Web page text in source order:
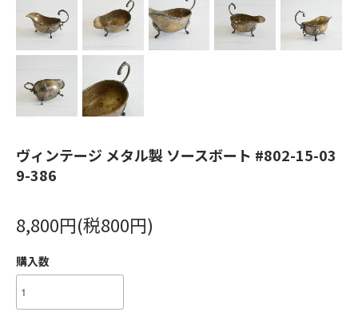
ヴィンテージ メタル製 ソースボート #802-15-03
9-386
8,800円(税800円)
購入数